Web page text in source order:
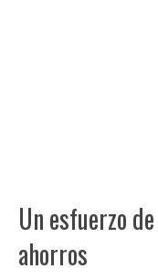
Un esfuerzo
ahorros